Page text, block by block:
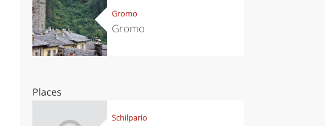
Gromo
Gromo
Places
Schilpario